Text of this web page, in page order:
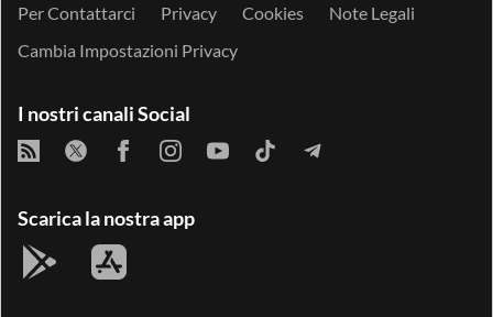
Per Contattarci Privacy Cookies
Note Legali
Cambia Impostazioni Privacy
I nostri canali Social
Scarica la nostra app